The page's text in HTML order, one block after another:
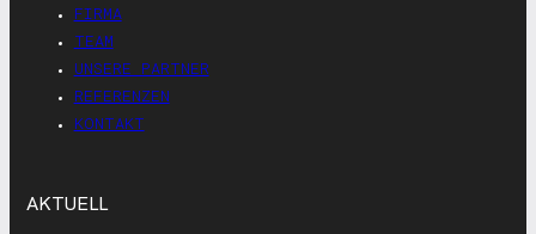
FIRMA
TEAM
UNSERE PARTNER
REFERENZEN
KONTAKT
AKTUELL